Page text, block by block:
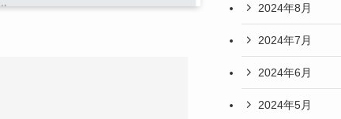
2024年8月
2024年7月
2024年6月
2024年5月